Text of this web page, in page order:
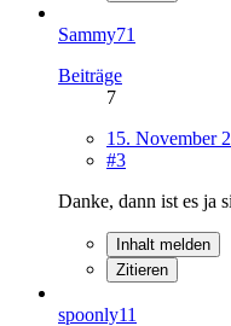
Sammy71
Beiträge
7
15. November
#3
Danke, dann ist es ja
Inhalt melden
Zitieren
spoonly11